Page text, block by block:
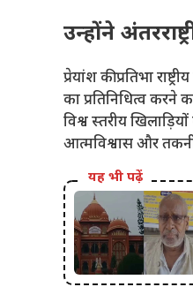
उन्होंने
प्रेयांश की प्रतिभा
का प्रतिनिधित्व करने
विश्व स्तरीय
आत्मविश्वास और
यह भी पढ़ें